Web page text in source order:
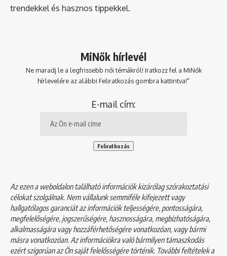
trendekkel és hasznos tippekkel.
MiNők hírlevél
Ne maradj le a legfrissebb női témákról! Iratkozz fel a MiNők
hírlevelére az alábbi Feliratkozás gombra kattintva!"
E-mail cím:
Az ezen a weboldalon található információk kizárólag szórakoztatási
célokat szolgálnak. Nem vállalunk semmiféle kifejezett vagy
hallgatólagos garanciát az információk teljességére, pontosságára,
megfelelőségére, jogszerűségére, hasznosságára, megbízhatóságára,
alkalmasságára vagy hozzáférhetőségére vonatkozóan, vagy bármi
másra vonatkozóan. Az információkra való bármilyen támaszkodás
ezért szigorúan az Ön saját felelősségére történik. További feltételek a